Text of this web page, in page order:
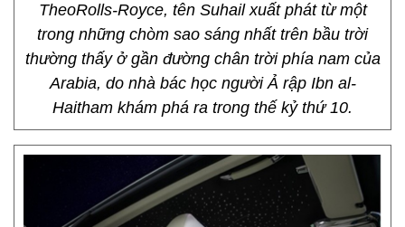
TheoRolls-Royce, tên Suhail xuất phát từ một
trong những chòm sao sáng nhất trên bầu trời
thường thấy ở gần đường chân trời phía nam của
Arabia, do nhà bác học người Ả rập Ibn al-
Haitham khám phá ra trong thế kỷ thứ 10.